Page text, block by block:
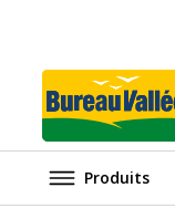
Produits